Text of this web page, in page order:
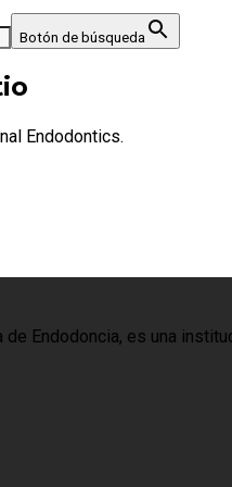
Botón de búsqueda
Endodontics.
de Endodoncia, es una